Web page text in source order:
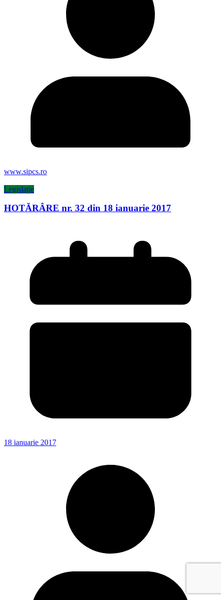
www.sipcs.ro
Legislație
HOTĂRÂRE nr. 32 din 18 ianuarie 2017
18 ianuarie 2017